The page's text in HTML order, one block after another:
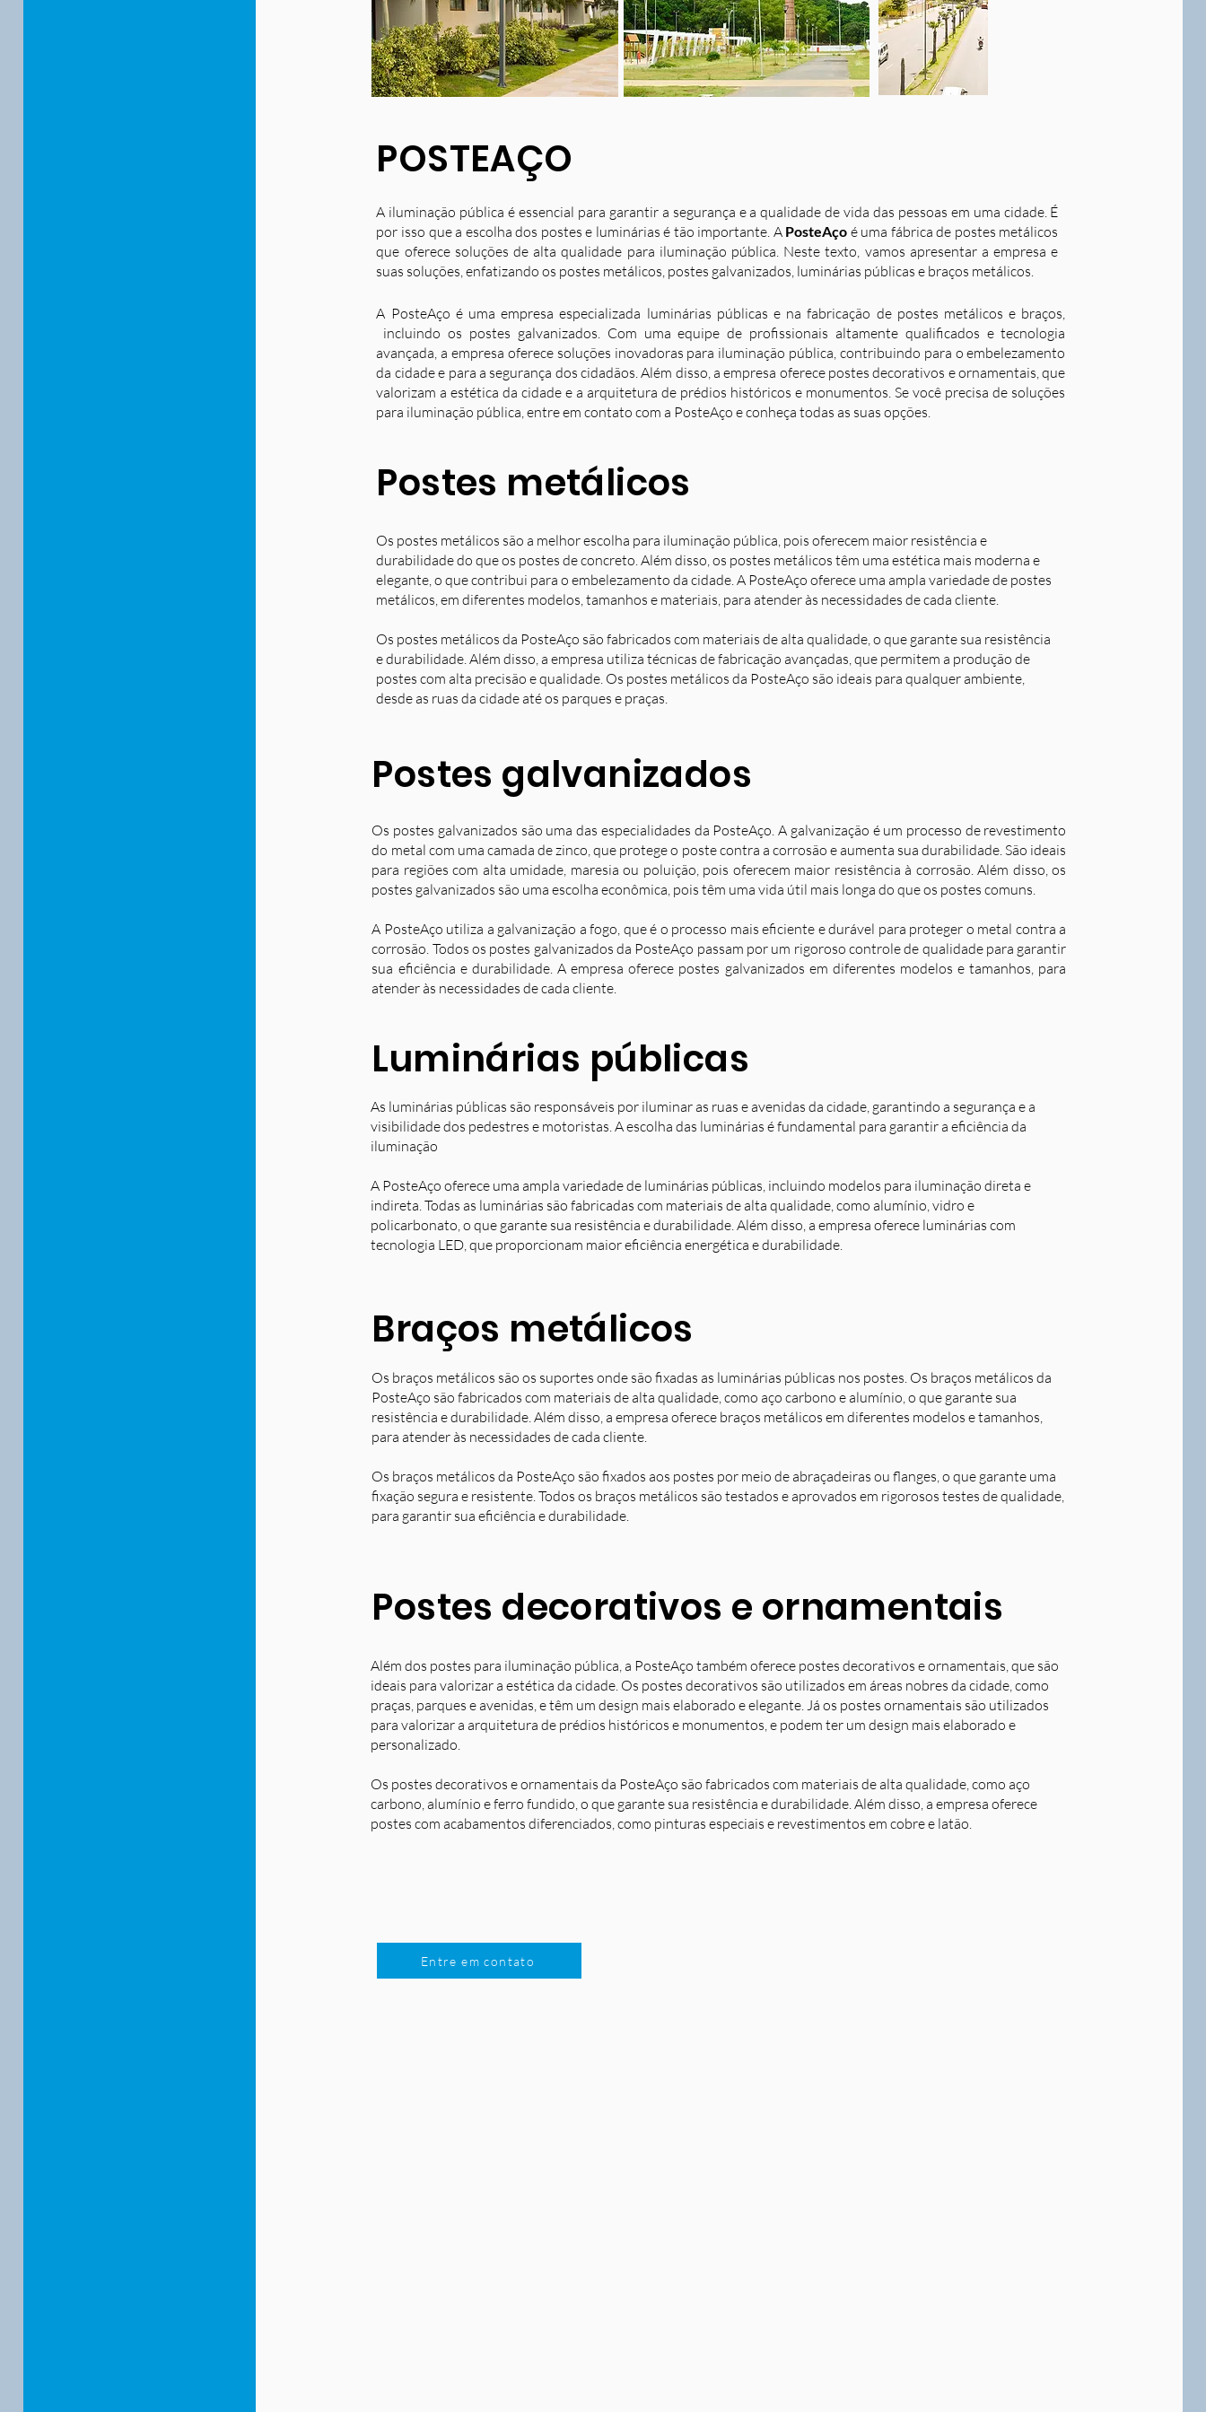
POSTEAÇO
A iluminação pública é essencial para garantir a segurança e a qualidade de vida das pessoas em uma cidade. É
por isso que a escolha dos postes e luminárias é tão importante. A PosteAço é uma fábrica de postes metálicos
que oferece soluções de alta qualidade para iluminação pública. Neste texto, vamos apresentar a empresa e
suas soluções, enfatizando os postes metálicos, postes galvanizados, luminárias públicas e braços metálicos.
A PosteAço é uma empresa especializada luminárias públicas e na fabricação de postes metálicos e braços,
incluindo os postes galvanizados. Com uma equipe de profissionais altamente qualificados e tecnologia
avançada, a empresa oferece soluções inovadoras para iluminação pública, contribuindo para o embelezamento
da cidade e para a segurança dos cidadãos. Além disso, a empresa oferece postes decorativos e ornamentais, que
valorizam a estética da cidade e a arquitetura de prédios históricos e monumentos. Se você precisa de soluções
para iluminação pública, entre em contato com a PosteAço e conheça todas as suas opções.
Postes metálicos
Os postes metálicos são a melhor escolha para iluminação pública, pois oferecem maior resistência e
durabilidade do que os postes de concreto. Além disso, os postes metálicos têm uma estética mais moderna e
elegante, o que contribui para o embelezamento da cidade. A PosteAço oferece uma ampla variedade de postes
metálicos, em diferentes modelos, tamanhos e materiais, para atender às necessidades de cada cliente.
Os postes metálicos da PosteAço são fabricados com materiais de alta qualidade, o que garante sua resistência
e durabilidade. Além disso, a empresa utiliza técnicas de fabricação avançadas, que permitem a produção de
postes com alta precisão e qualidade. Os postes metálicos da PosteAço são ideais para qualquer ambiente,
desde as ruas da cidade até os parques e praças.
Postes galvanizados
Os postes galvanizados são uma das especialidades da PosteAço. A galvanização é um processo de revestimento
do metal com uma camada de zinco, que protege o poste contra a corrosão e aumenta sua durabilidade. São ideais
para regiões com alta umidade, maresia ou poluição, pois oferecem maior resistência à corrosão. Além disso, os
postes galvanizados são uma escolha econômica, pois têm uma vida útil mais longa do que os postes comuns.
A PosteAço utiliza a galvanização a fogo, que é o processo mais eficiente e durável para proteger o metal contra a
corrosão. Todos os postes galvanizados da PosteAço passam por um rigoroso controle de qualidade para garantir
sua eficiência e durabilidade. A empresa oferece postes galvanizados em diferentes modelos e tamanhos, para
atender às necessidades de cada cliente.
Luminárias públicas
As luminárias públicas são responsáveis por iluminar as ruas e avenidas da cidade, garantindo a segurança e a
visibilidade dos pedestres e motoristas. A escolha das luminárias é fundamental para garantir a eficiência da
iluminação
A PosteAço oferece uma ampla variedade de luminárias públicas, incluindo modelos para iluminação direta e
indireta. Todas as luminárias são fabricadas com materiais de alta qualidade, como alumínio, vidro e
policarbonato, o que garante sua resistência e durabilidade. Além disso, a empresa oferece luminárias com
tecnologia LED, que proporcionam maior eficiência energética e durabilidade.
Braços metálicos
Os braços metálicos são os suportes onde são fixadas as luminárias públicas nos postes. Os braços metálicos da
PosteAço são fabricados com materiais de alta qualidade, como aço carbono e alumínio, o que garante sua
resistência e durabilidade. Além disso, a empresa oferece braços metálicos em diferentes modelos e tamanhos,
para atender às necessidades de cada cliente.
Os braços metálicos da PosteAço são fixados aos postes por meio de abraçadeiras ou flanges, o que garante uma
fixação segura e resistente. Todos os braços metálicos são testados e aprovados em rigorosos testes de qualidade,
para garantir sua eficiência e durabilidade.
Postes decorativos e ornamentais
Além dos postes para iluminação pública, a PosteAço também oferece postes decorativos e ornamentais, que são
ideais para valorizar a estética da cidade. Os postes decorativos são utilizados em áreas nobres da cidade, como
praças, parques e avenidas, e têm um design mais elaborado e elegante. Já os postes ornamentais são utilizados
para valorizar a arquitetura de prédios históricos e monumentos, e podem ter um design mais elaborado e
personalizado.
Os postes decorativos e ornamentais da PosteAço são fabricados com materiais de alta qualidade, como aço
carbono, alumínio e ferro fundido, o que garante sua resistência e durabilidade. Além disso, a empresa oferece
postes com acabamentos diferenciados, como pinturas especiais e revestimentos em cobre e latão.
Entre em contato